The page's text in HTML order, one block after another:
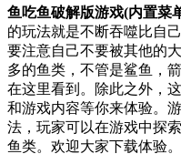
鱼吃鱼破解版游戏(内置菜
的玩法就是不断吞噬比自
要注意自己不要被其他的
多的鱼类，不管是鲨鱼，
在这里看到。除此之外，
和游戏内容等你来体验。
法，玩家可以在游戏中探
鱼类。欢迎大家下载体验。